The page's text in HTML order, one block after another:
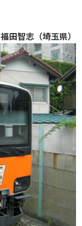
福田智志（埼玉県）